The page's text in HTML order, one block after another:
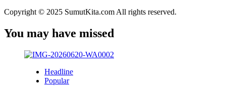
Copyright © 2025 SumutKita.com All rights reserved.
You may have missed
Headline
Popular